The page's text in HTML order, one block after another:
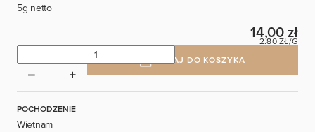
5g netto
14,00 zł
2.80 ZŁ/G
DODAJ DO KOSZYKA
POCHODZENIE
Wietnam